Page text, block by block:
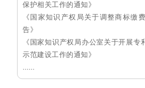
保护相关工作的通知》
《国家知识产权局关于调整商标缴
告》
《国家知识产权局办公室关于开展专
示范建设工作的通知》